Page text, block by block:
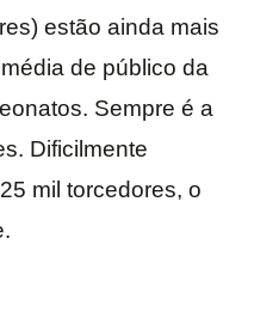
estão ainda mais
de público da
Sempre é a
Dificilmente
mil torcedores, o